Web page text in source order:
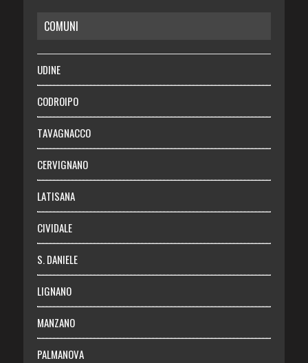
RISPARMIO
SALUTE
Necrologie
Chi siamo
Abbonati
Login
COMUNI
UDINE
CODROIPO
TAVAGNACCO
CERVIGNANO
LATISANA
CIVIDALE
S. DANIELE
LIGNANO
MANZANO
PALMANOVA